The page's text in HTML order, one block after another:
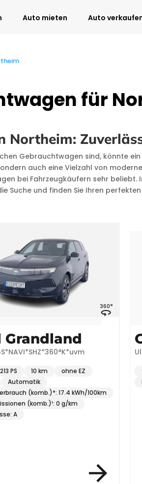
Auto mieten Auto
für
Gebrauchtwagen sind, könnte
auch eine Vielzahl von
bei Fahrzeugkäufern sehr beliebt.
Suche und finden Sie Ihren
10 km
ohne EZ
17.4 kWh/100km
0 g/km
Ultimate
96 kW /